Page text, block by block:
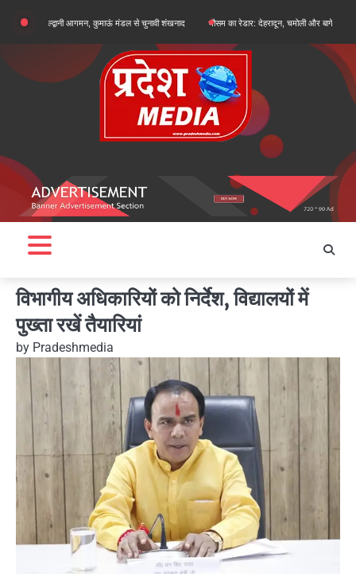
content
हल्द्वानी आगमन, कुमाऊं मंडल से चुनावी शंखनाद मौसम का रेडार: देहरादून, चमोली और बागेश्वर में ऑरेंज
विभागीय अधिकारियों को निर्देश, विद्यालयों में
पुख्ता रखें तैयारियां
by Pradeshmedia